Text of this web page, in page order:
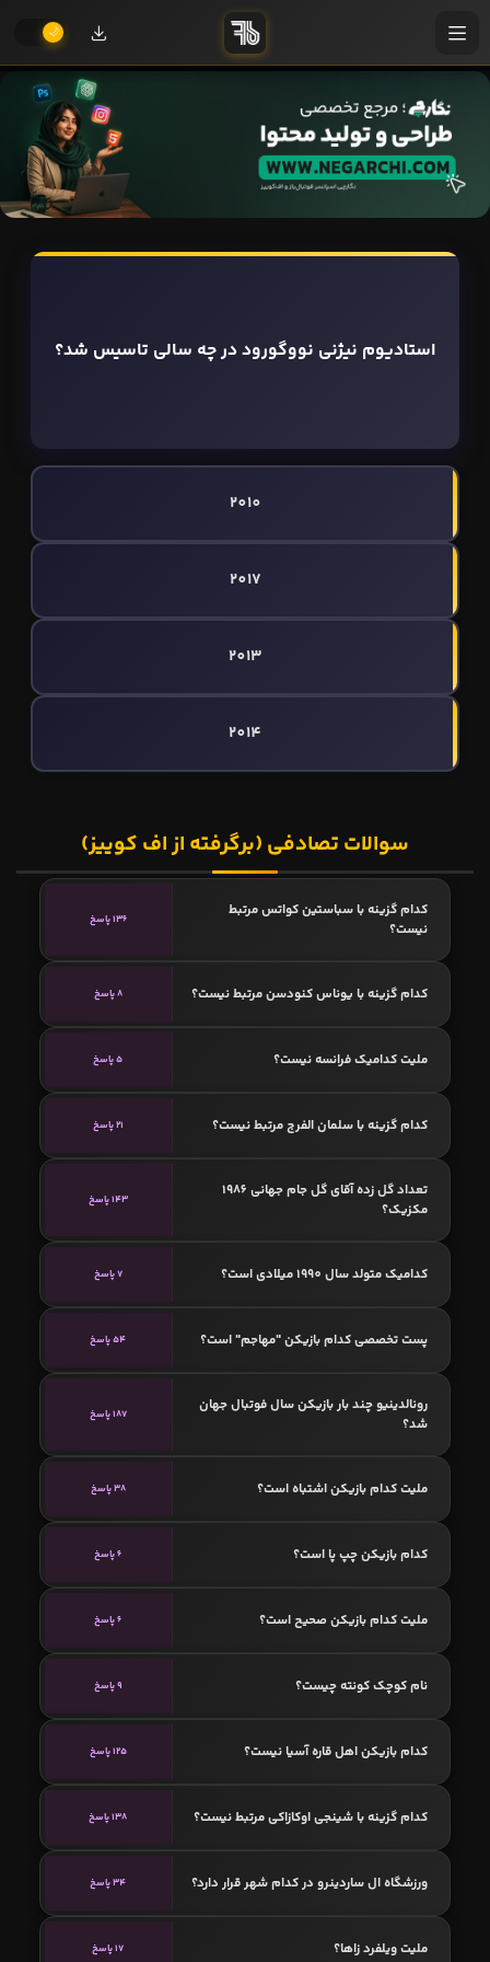
استادیوم نیژنی نووگورود در چه سالی تاسیس شد؟
2010
2017
2013
2014
سوالات تصادفی (برگرفته از اف کوییز)
کدام گزینه با سباستین کواتس مرتبط
نیست؟
136 پاسخ
کدام گزینه با یوناس کنودسن مرتبط نیست؟ 8 پاسخ
ملیت کدامیک فرانسه نیست؟ 5 پاسخ
کدام گزینه با سلمان الفرج مرتبط نیست؟ 21 پاسخ
تعداد گل زده آقای گل جام جهانی 1986
مکزیک؟
143 پاسخ
کدامیک متولد سال 1990 میلادی است؟ 7 پاسخ
پست تخصصی کدام بازیکن "مهاجم" است؟ 54 پاسخ
رونالدینیو چند بار بازیکن سال فوتبال جهان
شد؟
187 پاسخ
ملیت کدام بازیکن اشتباه است؟ 38 پاسخ
کدام بازیکن چپ پا است؟ 6 پاسخ
ملیت کدام بازیکن صحیح است؟ 6 پاسخ
نام کوچک کونته چیست؟ 9 پاسخ
کدام بازیکن اهل قاره آسیا نیست؟ 125 پاسخ
کدام گزینه با شینجی اوکازاکی مرتبط نیست؟ 138 پاسخ
ورزشگاه ال ساردینرو در کدام شهر قرار دارد؟ 34 پاسخ
ملیت ویلفرد زاها؟ 17 پاسخ